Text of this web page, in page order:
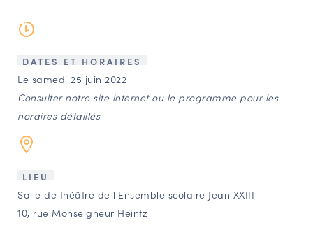
Agenda
Annuaire
Ressources
OFFRES D’EMPLOI ET DE STAGE
BOURSE D’ÉCHANGE
DATES ET HORAIRES
Le samedi 25 juin 2022
Consulter notre site internet ou le programme pour les
horaires détaillés
LIEU
Salle de théâtre de l'Ensemble scolaire Jean XXIII
10, rue Monseigneur Heintz